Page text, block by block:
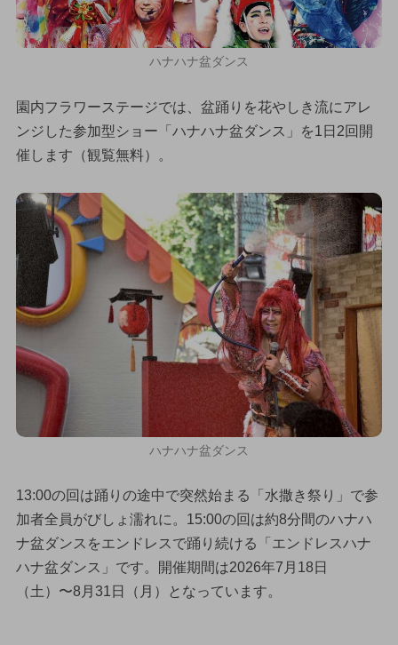
ハナハナ盆ダンス
園内フラワーステージでは、盆踊りを花やしき流にアレ
ンジした参加型ショー「ハナハナ盆ダンス」を1日2回開
催します（観覧無料）。
ハナハナ盆ダンス
13:00の回は踊りの途中で突然始まる「水撒き祭り」で参
加者全員がびしょ濡れに。15:00の回は約8分間のハナハ
ナ盆ダンスをエンドレスで踊り続ける「エンドレスハナ
ハナ盆ダンス」です。開催期間は2026年7月18日
（土）〜8月31日（月）となっています。